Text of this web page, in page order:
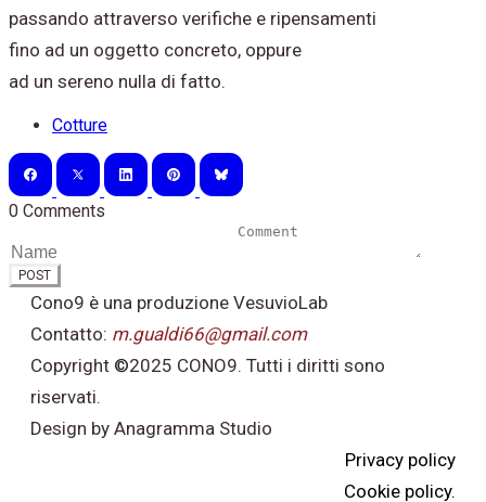
passando attraverso verifiche e ripensamenti
fino ad un oggetto concreto, oppure
ad un sereno nulla di fatto.
Cotture
0 Comments
POST
Cono9 è una produzione VesuvioLab
Contatto: m.gualdi66@gmail.com
Copyright ©2025 CONO9. Tutti i diritti sono
riservati.
Design by Anagramma Studio
Privacy policy
Cookie policy.